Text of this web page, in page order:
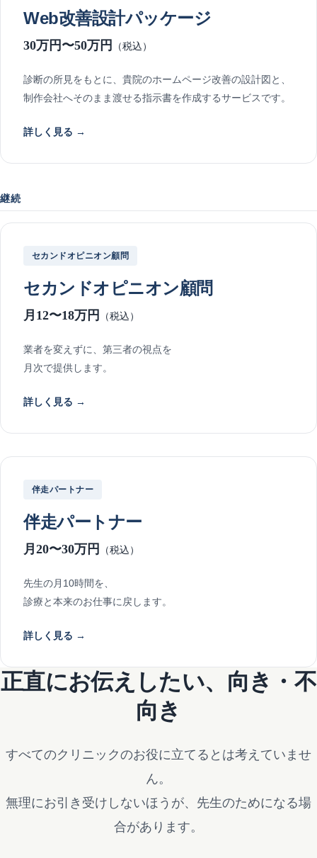
Web改善設計パッケージ
30万円〜50万円 （税込）
診断の所見をもとに、貴院のホームページ改善の設計図と、
制作会社へそのまま渡せる指示書を作成するサービスです。
詳しく見る →
継続
セカンドオピニオン顧問
セカンドオピニオン顧問
月12〜18万円 （税込）
業者を変えずに、第三者の視点を
月次で提供します。
詳しく見る →
伴走パートナー
伴走パートナー
月20〜30万円 （税込）
先生の月10時間を、
診療と本来のお仕事に戻します。
詳しく見る →
正直にお伝えしたい、向き・不
向き
すべてのクリニックのお役に立てるとは考えていませ
ん。
無理にお引き受けしないほうが、先生のためになる場
合があります。